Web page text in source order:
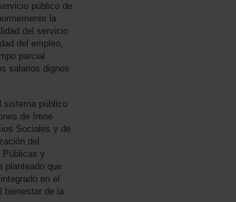
público de
la
del servicio
del empleo,
parcial
salarios dignos
sistema público
de Irene
Sociales y de
del
Públicas y
planteado que
en el
bienestar de la